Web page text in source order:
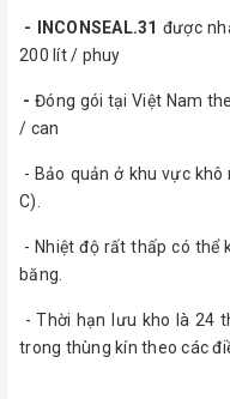
- INCONSEAL.31 được
200 lít / phuy
- Đóng gói tại Việt Nam
/ can
- Bảo quản ở khu vực
C).
- Nhiệt độ rất thấp có thể
băng.
- Thời hạn lưu kho là 24
trong thùng kín theo các